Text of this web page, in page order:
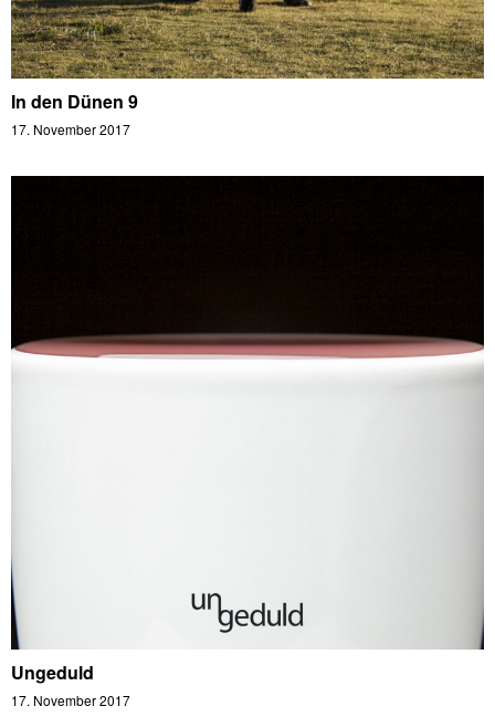
In den Dünen 9
17. November 2017
Ungeduld
17. November 2017